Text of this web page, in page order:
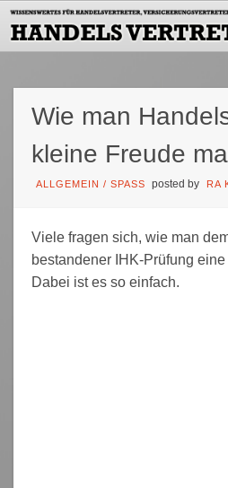
Wie man
kleine Freude
ALLGEMEIN /SPASS posted by RA
Viele fragen sich, wie man
bestandener IHK-Prüfung
Dabei ist es so einfach.